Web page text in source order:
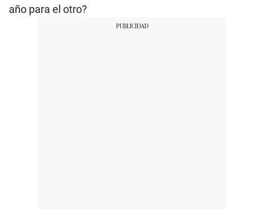
año para el otro?